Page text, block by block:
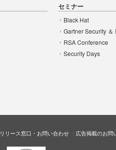
セミナー
Black Hat
Gartner Security
RSA Conference
Security Days
リリース窓口・お問い合わせ 広告掲載のお問